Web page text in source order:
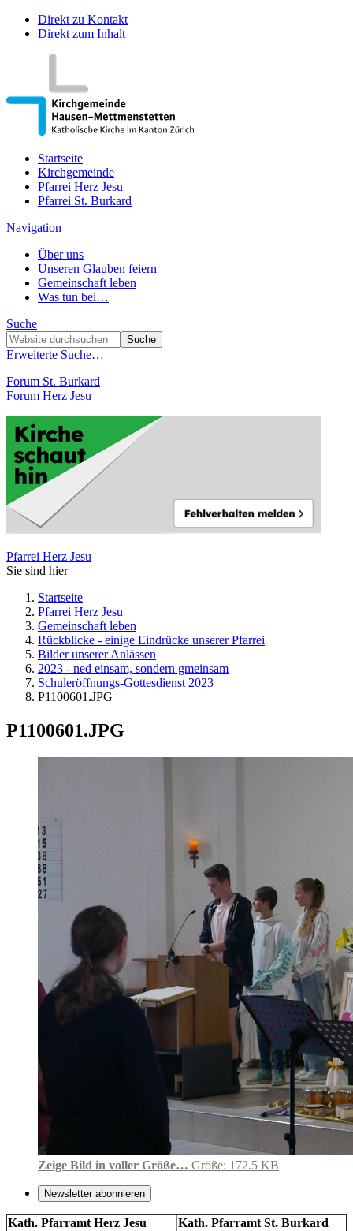
Direkt zu Kontakt
Direkt zum Inhalt
Startseite
Kirchgemeinde
Pfarrei Herz Jesu
Pfarrei St. Burkard
Navigation
Über uns
Unseren Glauben feiern
Gemeinschaft leben
Was tun bei…
Suche
Erweiterte Suche…
Forum St. Burkard
Forum Herz Jesu
Pfarrei Herz Jesu
Sie sind hier
Startseite
Pfarrei Herz Jesu
Gemeinschaft leben
Rückblicke - einige Eindrücke unserer Pfarrei
Bilder unserer Anlässen
2023 - ned einsam, sondern gmeinsam
Schuleröffnungs-Gottesdienst 2023
P1100601.JPG
P1100601.JPG
Zeige Bild in voller Größe… Größe: 172.5 KB
Newsletter abonnieren
Kath. Pfarramt Herz Jesu
Kath. Pfarramt St. Burkard